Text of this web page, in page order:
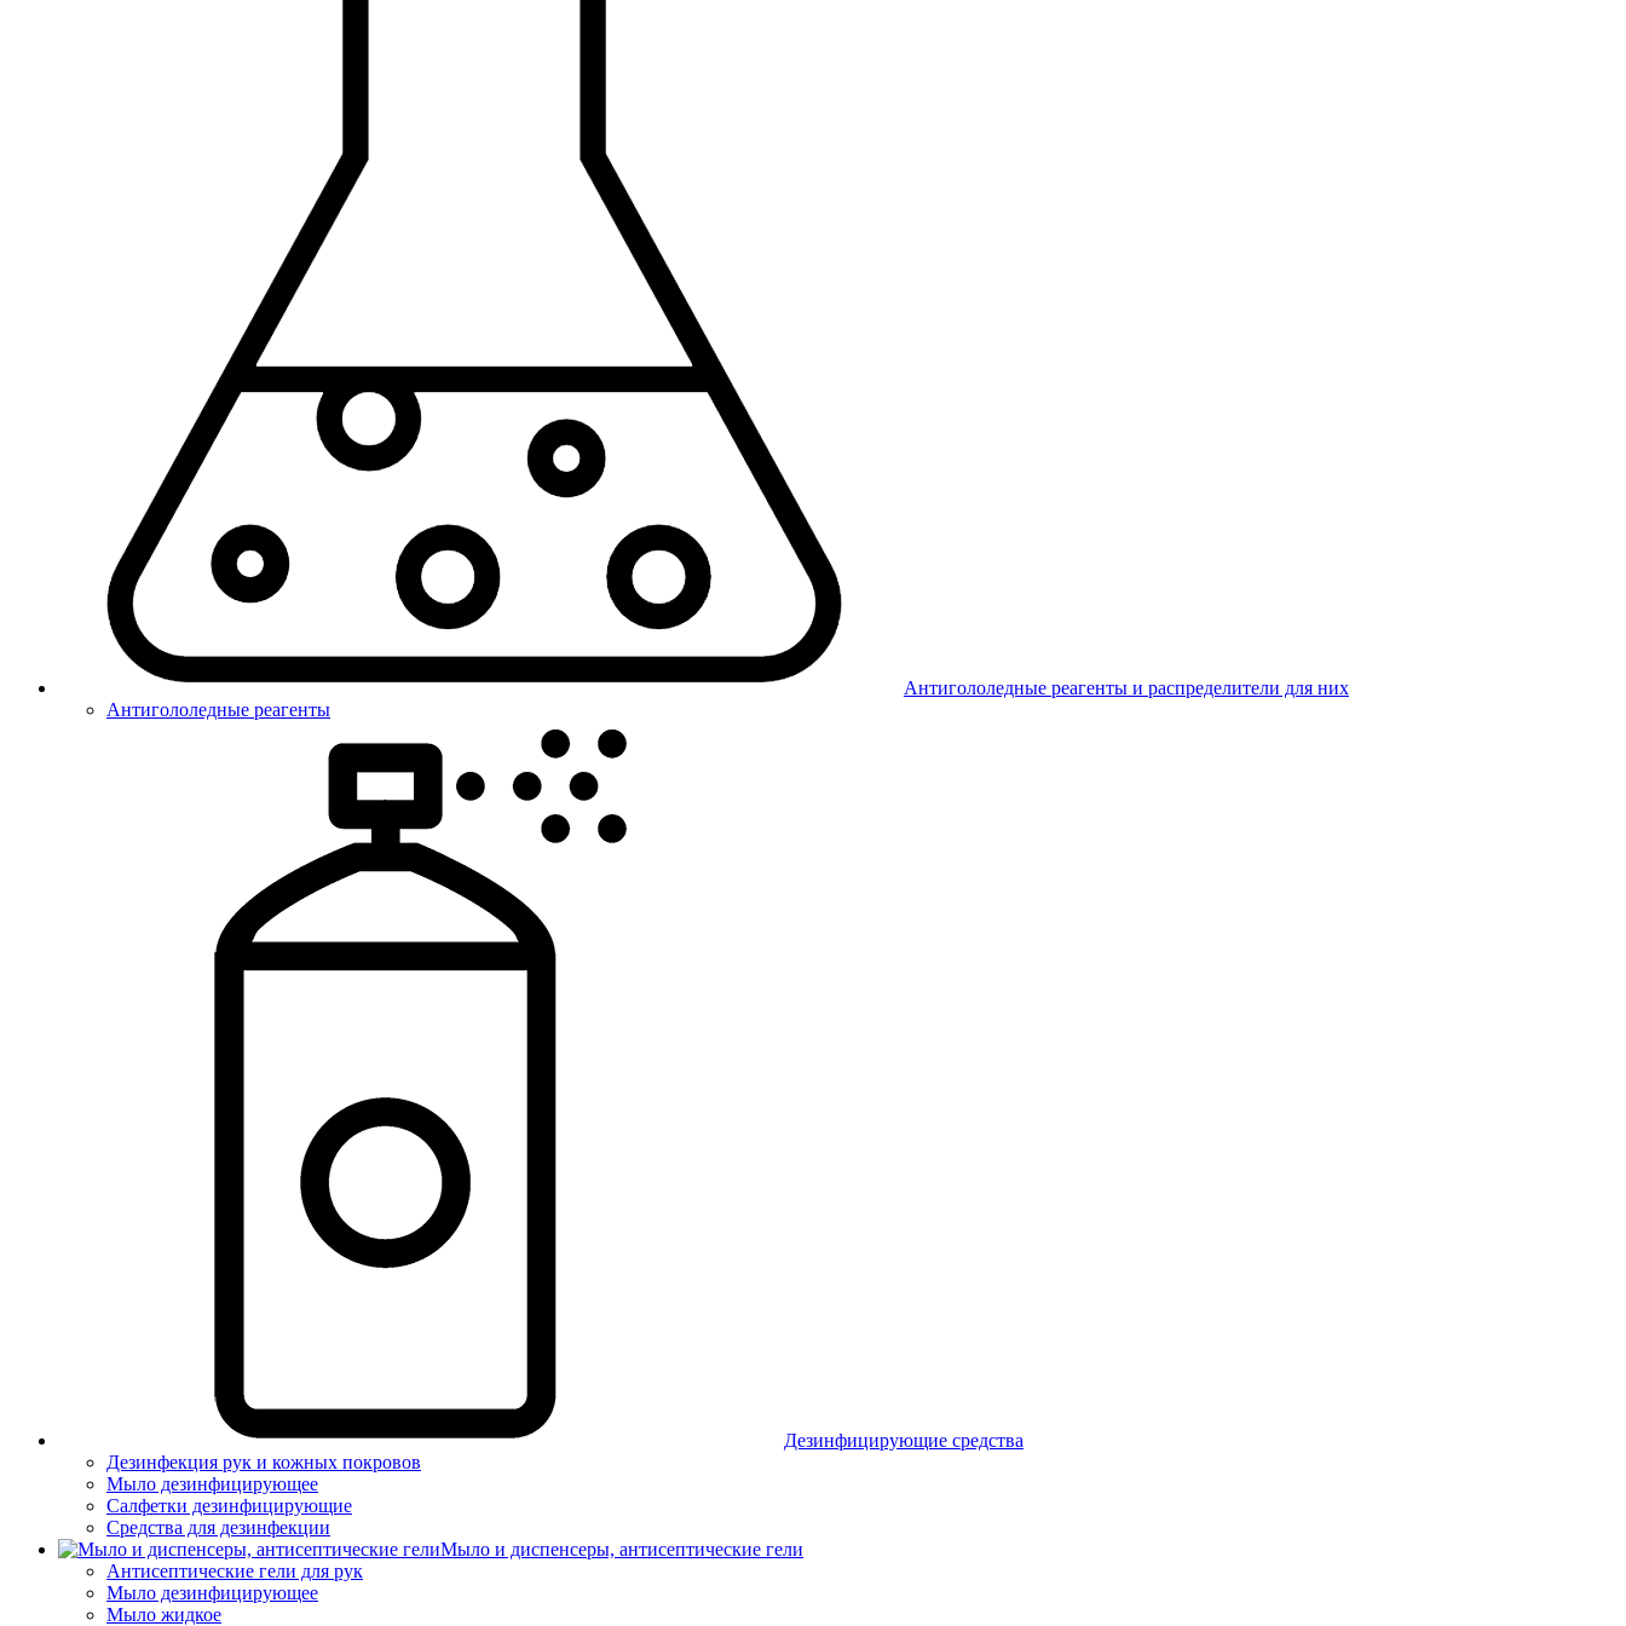
Антигололедные реагенты и распределители для них
Антигололедные реагенты
Дезинфицирующие средства
Дезинфекция рук и кожных покровов
Мыло дезинфицирующее
Салфетки дезинфицирующие
Средства для дезинфекции
Мыло и диспенсеры, антисептические гели
Антисептические гели для рук
Мыло дезинфицирующее
Мыло жидкое